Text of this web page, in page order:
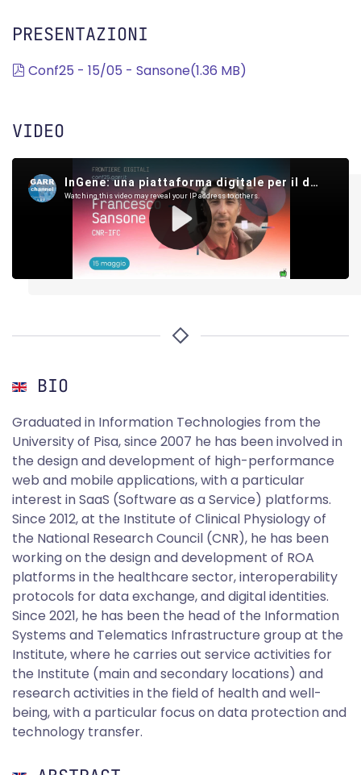
PRESENTAZIONI
pdf
Conf25 - 15/05 - Sansone(1.36 MB)
VIDEO
BIO
Graduated in Information Technologies from the
University of Pisa, since 2007 he has been involved in
the design and development of high-performance
web and mobile applications, with a particular
interest in SaaS (Software as a Service) platforms.
Since 2012, at the Institute of Clinical Physiology of
the National Research Council (CNR), he has been
working on the design and development of ROA
platforms in the healthcare sector, interoperability
protocols for data exchange, and digital identities.
Since 2021, he has been the head of the Information
Systems and Telematics Infrastructure group at the
Institute, where he carries out service activities for
the Institute (main and secondary locations) and
research activities in the field of health and well-
being, with a particular focus on data protection and
technology transfer.